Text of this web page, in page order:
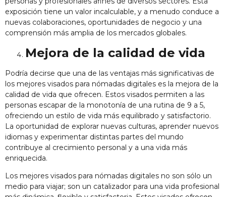
exposición tiene un valor incalculable, y a menudo conduce a
nuevas colaboraciones, oportunidades de negocio y una
comprensión más amplia de los mercados globales.
Mejora de la calidad de vida
Podría decirse que una de las ventajas más significativas de
los mejores visados para nómadas digitales es la mejora de la
calidad de vida que ofrecen. Estos visados permiten a las
personas escapar de la monotonía de una rutina de 9 a 5,
ofreciendo un estilo de vida más equilibrado y satisfactorio.
La oportunidad de explorar nuevas culturas, aprender nuevos
idiomas y experimentar distintas partes del mundo
contribuye al crecimiento personal y a una vida más
enriquecida.
Los mejores visados para nómadas digitales no son sólo un
medio para viajar; son un catalizador para una vida profesional